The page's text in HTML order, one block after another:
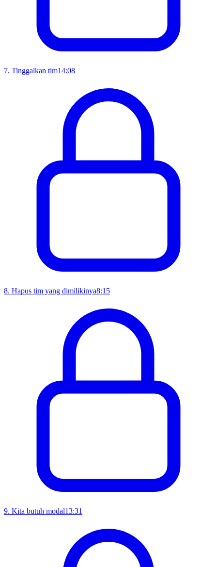
7. Tinggalkan tim14:08
8. Hapus tim yang dimilikinya8:15
9. Kita butuh modal13:31